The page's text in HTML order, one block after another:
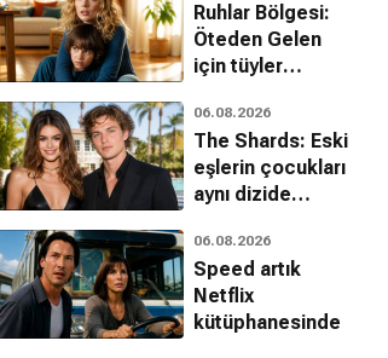
Ruhlar Bölgesi:
Öteden Gelen
için tüyler
fragman
06.08.2026
The Shards: Eski
eşlerin çocukları
aynı dizide
06.08.2026
Speed artık
Netflix
kütüphanesinde